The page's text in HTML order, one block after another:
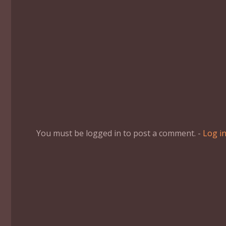
You must be logged in to post a comment. - Log in